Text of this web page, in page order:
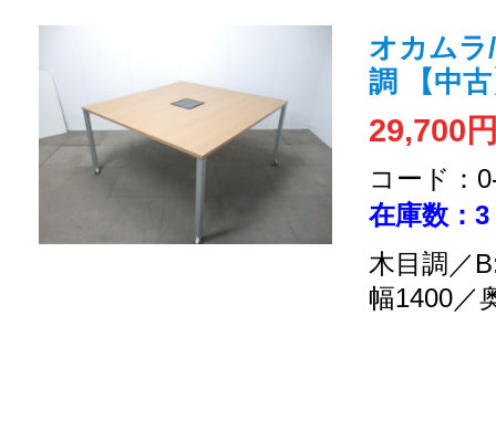
オカム
調 【中
29,700
コード：
在庫数：3
木目調／
幅1400／